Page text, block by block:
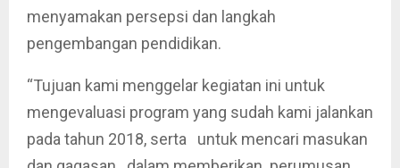
menyamakan persepsi dan langkah
pengembangan pendidikan.
“Tujuan kami menggelar kegiatan ini untuk
mengevaluasi program yang sudah kami jalankan
pada tahun 2018, serta untuk mencari masukan